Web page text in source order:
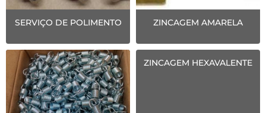
SERVIÇO DE POLIMENTO ZINCAGEM AMARELA
ZINCAGEM HEXAVALENTE